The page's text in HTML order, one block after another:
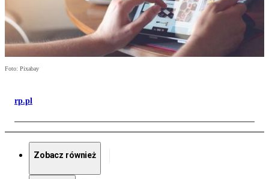
Foto: Pixabay
rp.pl
Zobacz również